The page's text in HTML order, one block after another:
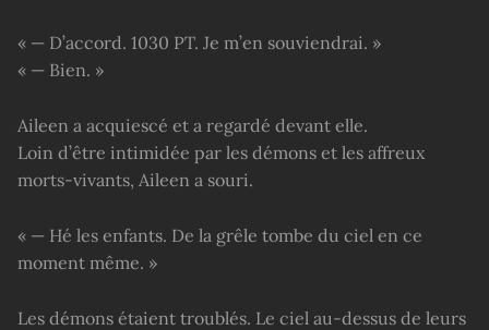
« — D’accord. 1030 PT. Je m’en souviendrai. »
« — Bien. »
Aileen a acquiescé et a regardé devant elle.
Loin d’être intimidée par les démons et les affreux
morts-vivants, Aileen a souri.
« — Hé les enfants. De la grêle tombe du ciel en ce
moment même. »
Les démons étaient troublés. Le ciel au-dessus de leurs